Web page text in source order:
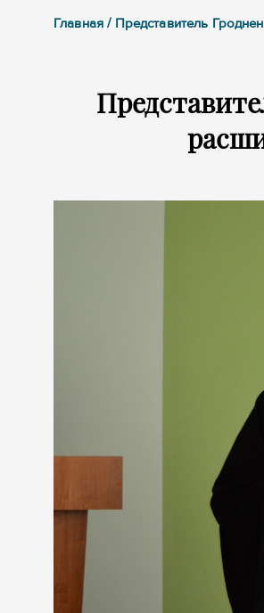
Главная / Представитель